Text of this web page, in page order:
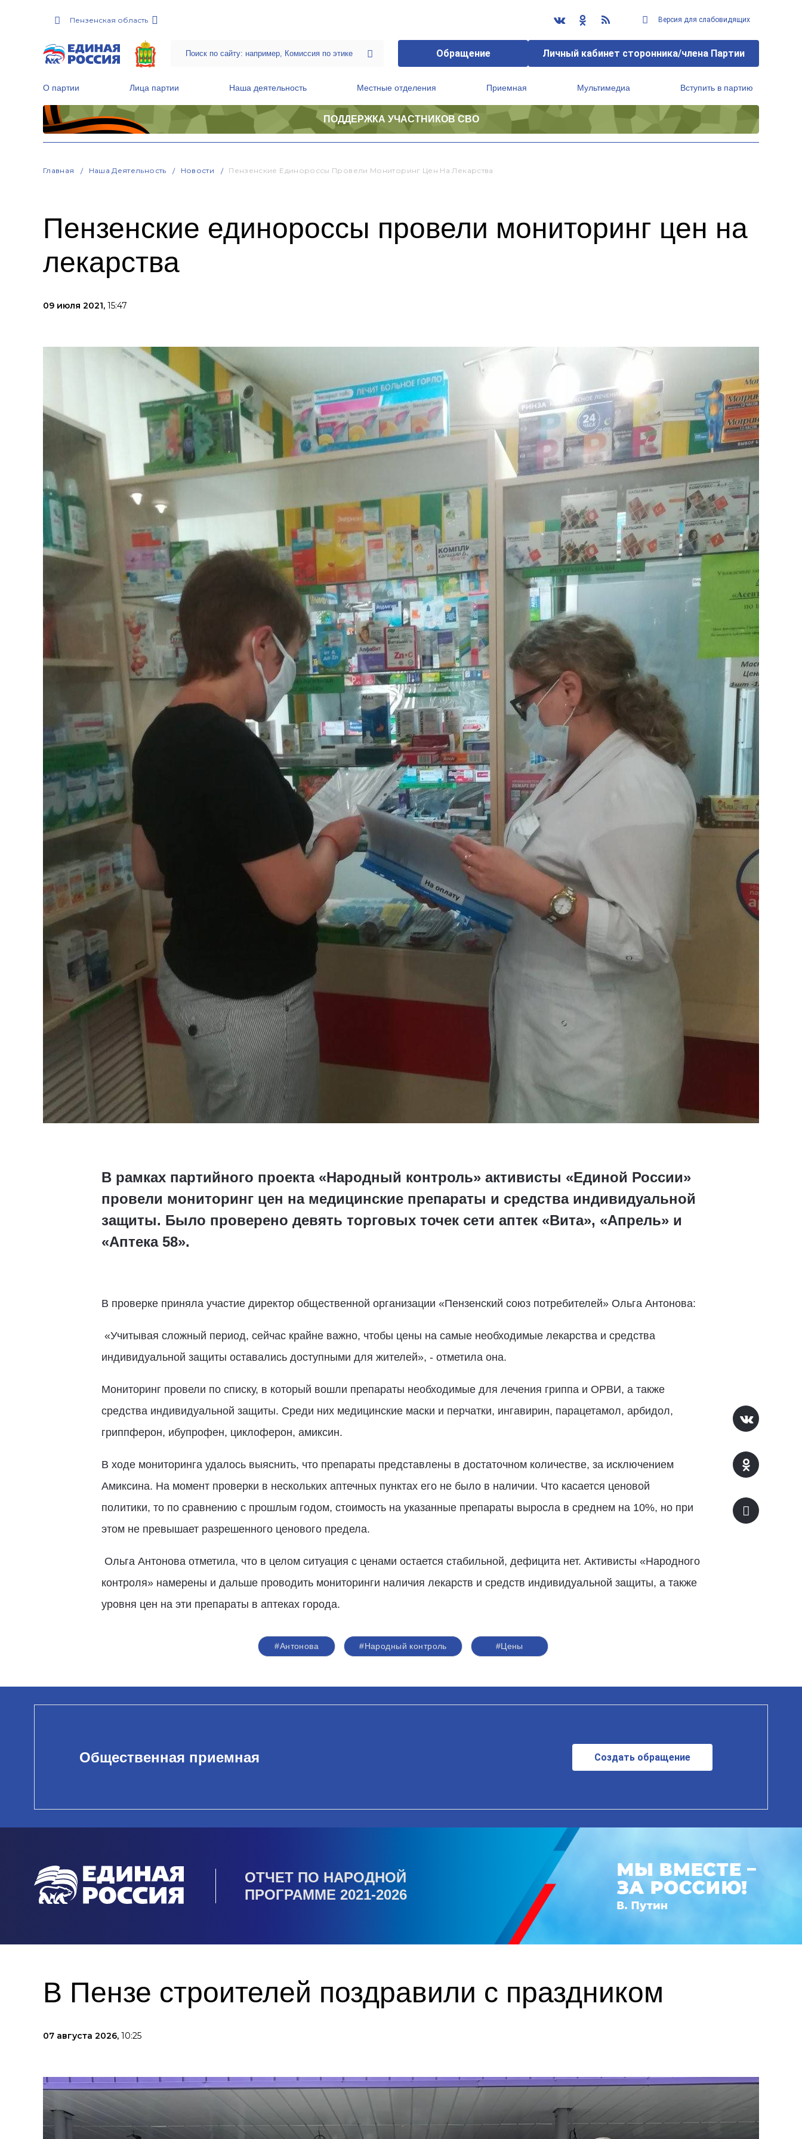
Пензенская область Версия для слабовидящих
Обращение Личный кабинет сторонника/члена Партии
О партии Лица партии Наша деятельность Местные отделения Приемная Мультимедиа Вступить в партию
ПОДДЕРЖКА УЧАСТНИКОВ СВО
Главная Наша Деятельность Новости Пензенские Единороссы Провели Мониторинг Цен На Лекарства
Пензенские единороссы провели мониторинг цен на
лекарства
09 июля 2021, 15:47
В рамках партийного проекта «Народный контроль» активисты «Единой России»
провели мониторинг цен на медицинские препараты и средства индивидуальной
защиты. Было проверено девять торговых точек сети аптек «Вита», «Апрель» и
«Аптека 58».
В проверке приняла участие директор общественной организации «Пензенский союз потребителей» Ольга Антонова:
«Учитывая сложный период, сейчас крайне важно, чтобы цены на самые необходимые лекарства и средства
индивидуальной защиты оставались доступными для жителей», - отметила она.
Мониторинг провели по списку, в который вошли препараты необходимые для лечения гриппа и ОРВИ, а также
средства индивидуальной защиты. Среди них медицинские маски и перчатки, ингавирин, парацетамол, арбидол,
гриппферон, ибупрофен, циклоферон, амиксин.
В ходе мониторинга удалось выяснить, что препараты представлены в достаточном количестве, за исключением
Амиксина. На момент проверки в нескольких аптечных пунктах его не было в наличии. Что касается ценовой
политики, то по сравнению с прошлым годом, стоимость на указанные препараты выросла в среднем на 10%, но при
этом не превышает разрешенного ценового предела.
Ольга Антонова отметила, что в целом ситуация с ценами остается стабильной, дефицита нет. Активисты «Народного
контроля» намерены и дальше проводить мониторинги наличия лекарств и средств индивидуальной защиты, а также
уровня цен на эти препараты в аптеках города.
#Антонова #Народный контроль #Цены
Общественная приемная Создать обращение
ОТЧЕТ ПО НАРОДНОЙ
ПРОГРАММЕ 2021-2026
В Пензе строителей поздравили с праздником
07 августа 2026, 10:25